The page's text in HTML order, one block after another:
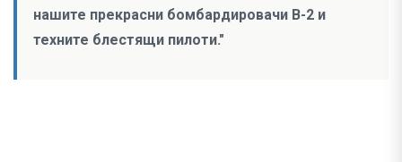
нашите прекрасни бомбардировачи B-2 и
техните блестящи пилоти."